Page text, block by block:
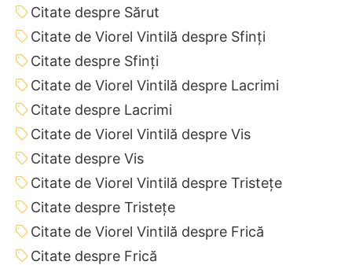
Citate despre Sărut
Citate de Viorel Vintilă despre Sfinți
Citate despre Sfinți
Citate de Viorel Vintilă despre Lacrimi
Citate despre Lacrimi
Citate de Viorel Vintilă despre Vis
Citate despre Vis
Citate de Viorel Vintilă despre Tristețe
Citate despre Tristețe
Citate de Viorel Vintilă despre Frică
Citate despre Frică